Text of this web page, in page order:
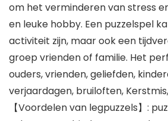
om het verminderen van stress
en leuke hobby. Een puzzelspel
activiteit zijn, maar ook een
groep vrienden of familie. Het
ouders, vrienden, geliefden,
verjaardagen, bruiloften,
【Voordelen van legpuzzels】: